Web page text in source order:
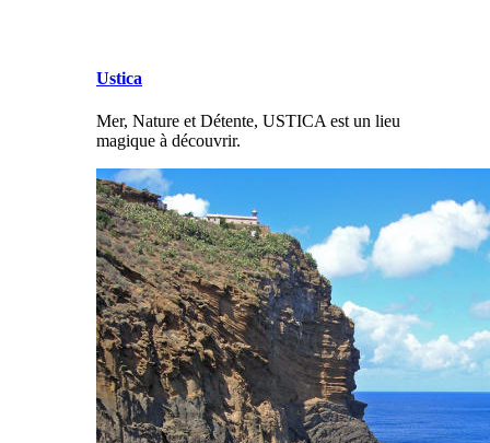
Ustica
Mer, Nature et Détente, USTICA est un lieu
magique à découvrir.